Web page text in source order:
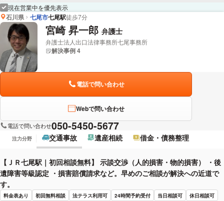
現在営業中を優先表示
石川県 七尾市七尾駅徒歩7分
宮崎 昇一郎 弁護士
弁護士法人出口法律事務所七尾事務所
解決事例 4
電話で問い合わせ
Webで問い合わせ
電話で問い合わせ050-5450-5677
注力分野 交通事故 遺産相続 借金・債務整理
【ＪＲ七尾駅｜初回相談無料】 示談交渉（人的損害・物的損害） ・後
遺障害等級認定 ・損害賠償請求など。早めのご相談が解決への近道で
す。
料金表あり 初回無料相談 法テラス利用可 24時間予約受付 当日相談可
休日相談可